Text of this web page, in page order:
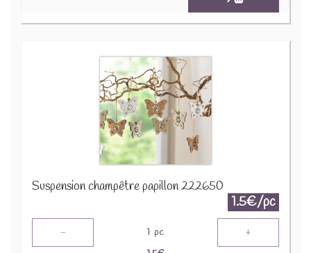
Suspension champêtre papillon 222650
1.5€/pc
- 1 pc +